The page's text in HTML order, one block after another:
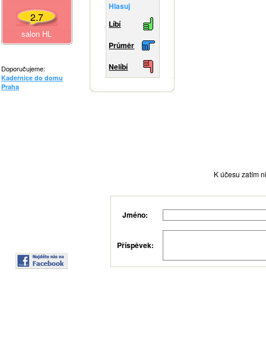
2.7
salon HL
Doporučujeme:
Kadeřnice do domu
Praha
Hlasuj
Líbí
Průměr
Nelíbí
K účesu zatím
Jméno:
Příspěvek: